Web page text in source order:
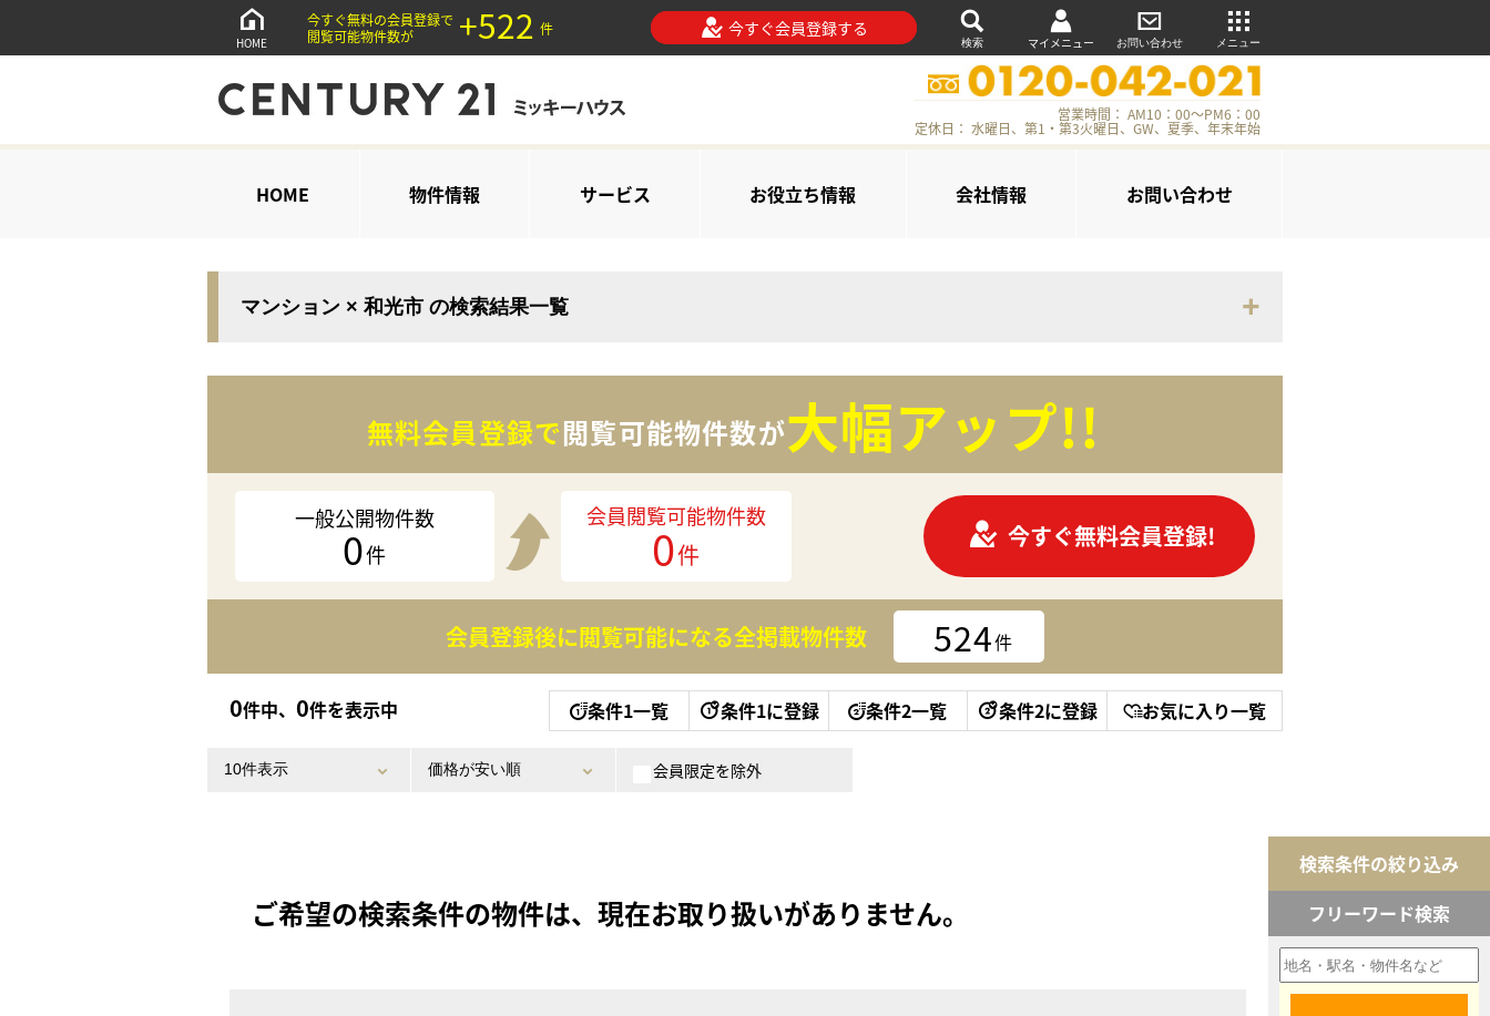
HOME
今すぐ無料の会員登録で
閲覧可能物件数が
+522 件 今すぐ会員登録する
検索 マイメニュー お問い合わせ メニュー
営業時間： AM10：00～PM6：00
定休日： 水曜日、第1・第3火曜日、GW、夏季、年末年始
HOME 物件情報 サービス お役立ち情報 会社情報 お問い合わせ
マンション × 和光市 の検索結果一覧
無料会員登録で閲覧可能物件数が大幅アップ!!
一般公開物件数
0件
会員閲覧可能物件数
0件
今すぐ無料会員登録!
会員登録後に閲覧可能になる全掲載物件数 524件
0件中、 0件を表示中 条件1一覧 条件1に登録 条件2一覧 条件2に登録 お気に入り一覧
会員限定を除外
ご希望の検索条件の物件は、現在お取り扱いがありません。
検索条件の絞り込み
フリーワード検索